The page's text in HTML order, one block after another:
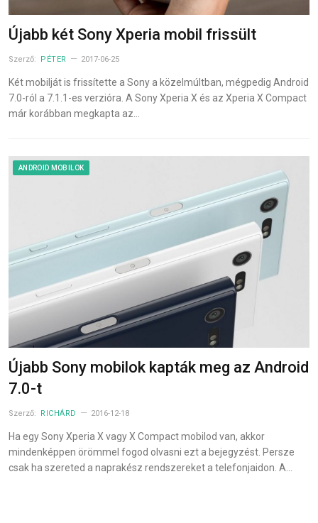
Újabb két Sony Xperia mobil frissült
Szerző: PÉTER 2017-06-25
Két mobilját is frissítette a Sony a közelmúltban, mégpedig Android
7.0-ról a 7.1.1-es verzióra. A Sony Xperia X és az Xperia X Compact
már korábban megkapta az…
ANDROID MOBILOK
Újabb Sony mobilok kapták meg az Android
7.0-t
Szerző: RICHÁRD 2016-12-18
Ha egy Sony Xperia X vagy X Compact mobilod van, akkor
mindenképpen örömmel fogod olvasni ezt a bejegyzést. Persze
csak ha szereted a naprakész rendszereket a telefonjaidon. A…